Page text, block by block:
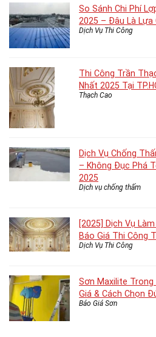
So Sánh Chi Phí
2025 – Đâu Là Lựa
Dịch Vụ Thi Công
Thi Công Trần
Nhất 2025 Tại
Thạch Cao
Dịch Vụ Chống
– Không Đục Phá
2025
Dịch vụ chống thấm
[2025] Dịch Vụ
Báo Giá Thi Công
Dịch Vụ Thi Công
Sơn Maxilite Trong
Giá & Cách Chọn
Báo Giá Sơn